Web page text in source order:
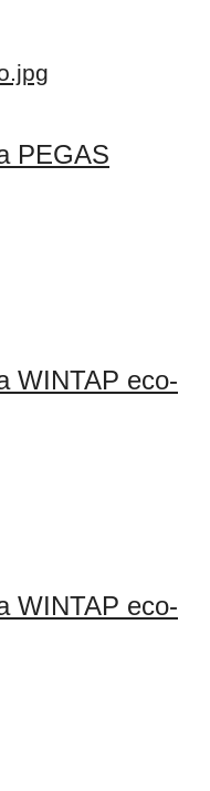
PEGAS
WINTAP eco-
WINTAP eco-